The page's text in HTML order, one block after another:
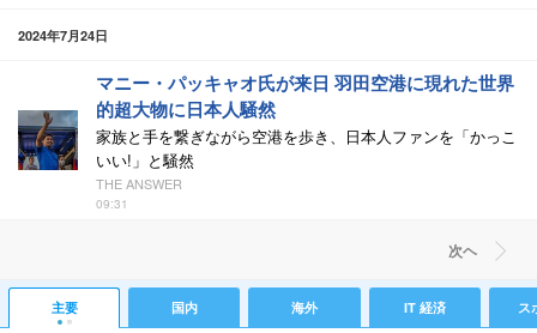
2024年7月24日
マニー・パッキャオ氏が来日 羽田空港に現れた世界
的超大物に日本人騒然
家族と手を繋ぎながら空港を歩き、日本人ファンを「かっこ
いい!」と騒然
THE ANSWER
09:31
次ヘ
主要 国内 海外 IT 経済 ス